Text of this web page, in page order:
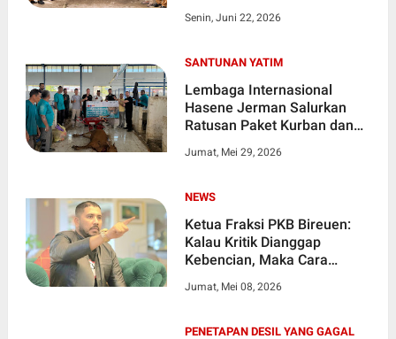
Senin, Juni 22, 2026
SANTUNAN YATIM
Lembaga Internasional
Hasene Jerman Salurkan
Ratusan Paket Kurban dan
Jumat, Mei 29, 2026
NEWS
Ketua Fraksi PKB Bireuen:
Kalau Kritik Dianggap
Kebencian, Maka Cara
Dipertanyakan
Jumat, Mei 08, 2026
PENETAPAN DESIL YANG GAGAL